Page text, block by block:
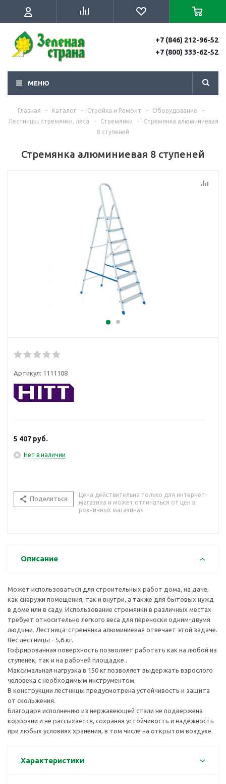
+7 (846) 212-96-52
+7 (800) 333-62-52
МЕНЮ
Главная - Каталог - Стройка и Ремонт - Оборудование
-
Лестницы, стремянки, леса
- Стремянки -
Стремянка алюминиевая
8 ступеней
Стремянка алюминиевая 8 ступеней
Артикул: 1111108
5 407 руб.
Нет в наличии
Поделиться
Цена действительна только для интернет-
магазина и может отличаться от цен в
розничных магазинах
Описание
Может использоваться для строительных работ дома, на даче,
как снаружи помещения, так и внутри, а также для бытовых нужд
в доме или в саду. Использование стремянки в различных местах
требует относительно легкого веса для переноски одним-двумя
людьми. Лестница-стремянка алюминиевая отвечает этой задаче.
Вес лестницы - 5,6 кг.
Гофрированная поверхность позволяет работать как на любой из
ступенек, так и на рабочей площадке..
Максимальная нагрузка в 150 кг позволяет выдержать взрослого
человека с необходимым инструментом.
В конструкции лестницы предусмотрена устойчивость и защита
от скольжения.
Благодаря исполнению из нержавеющей стали не подвержена
коррозии и не рассыхается, сохраняя устойчивость и надежность
при любых условиях хранения, в том числе на открытом воздухе.
Характеристики